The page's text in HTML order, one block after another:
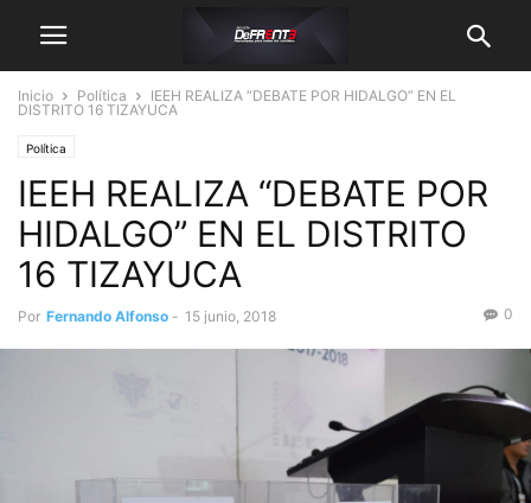
Inicio Política
IEEH REALIZA “DEBATE POR HIDALGO” EN EL
DISTRITO 16 TIZAYUCA
Política
IEEH REALIZA “DEBATE POR
HIDALGO” EN EL DISTRITO
16 TIZAYUCA
Por Fernando Alfonso - 15 junio, 2018 0